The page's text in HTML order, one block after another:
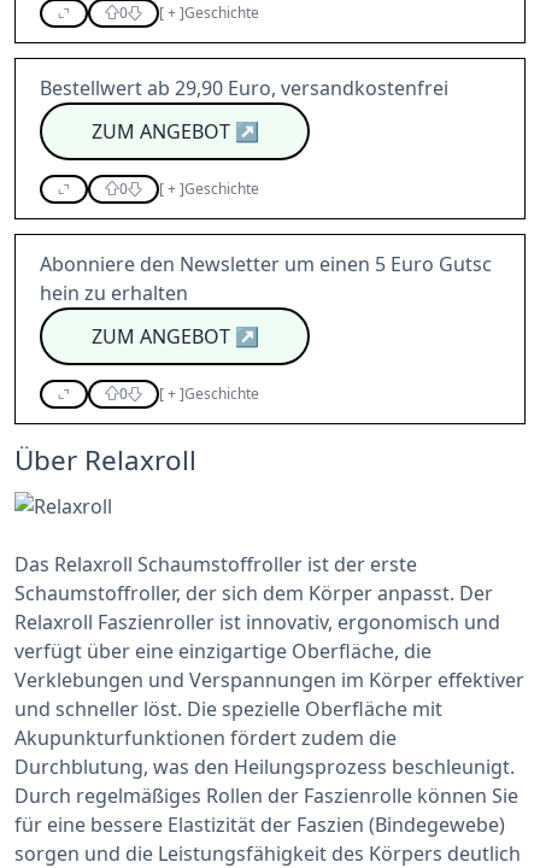
0 [+]Geschichte
Bestellwert ab 29,90 Euro, versandkostenfrei
ZUM ANGEBOT↗
0 [+]Geschichte
Abonniere den Newsletter um einen 5 Euro Gutsc
hein zu erhalten
ZUM ANGEBOT↗
0 [+]Geschichte
Über Relaxroll
Das Relaxroll Schaumstoffroller ist der erste
Schaumstoffroller, der sich dem Körper anpasst. Der
Relaxroll Faszienroller ist innovativ, ergonomisch und
verfügt über eine einzigartige Oberfläche, die
Verklebungen und Verspannungen im Körper effektiver
und schneller löst. Die spezielle Oberfläche mit
Akupunkturfunktionen fördert zudem die
Durchblutung, was den Heilungsprozess beschleunigt.
Durch regelmäßiges Rollen der Faszienrolle können Sie
für eine bessere Elastizität der Faszien (Bindegewebe)
sorgen und die Leistungsfähigkeit des Körpers deutlich